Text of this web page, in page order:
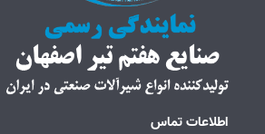
اطلاعات تماس